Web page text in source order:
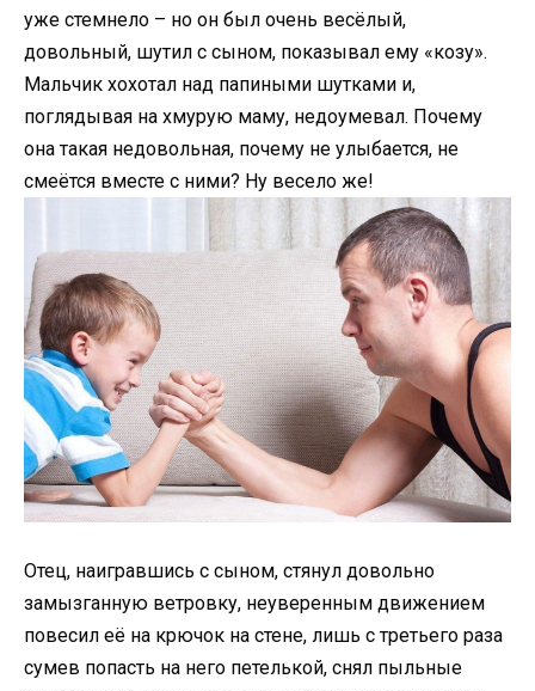
уже стемнело – но он был очень весёлый,
довольный, шутил с сыном, показывал ему «козу».
Мальчик хохотал над папиными шутками и,
поглядывая на хмурую маму, недоумевал. Почему
она такая недовольная, почему не улыбается, не
смеётся вместе с ними? Ну весело же!
Отец, наигравшись с сыном, стянул довольно
замызганную ветровку, неуверенным движением
повесил её на крючок на стене, лишь с третьего раза
сумев попасть на него петелькой, снял пыльные